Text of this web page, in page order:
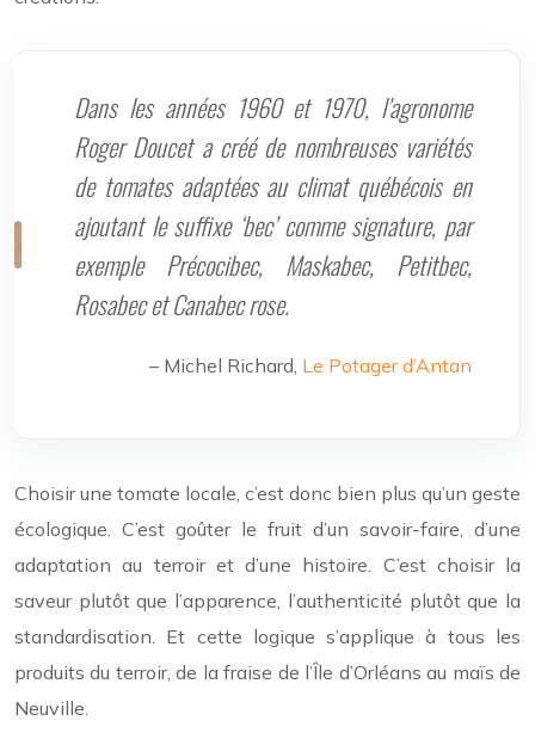
Dans les années 1960 et 1970, l’agronome
Roger Doucet a créé de nombreuses variétés
de tomates adaptées au climat québécois en
ajoutant le suffixe ‘bec’ comme signature, par
exemple Précocibec, Maskabec, Petitbec,
Rosabec et Canabec rose.
– Michel Richard, Le Potager d’Antan
Choisir une tomate locale, c’est donc bien plus qu’un geste
écologique. C’est goûter le fruit d’un savoir-faire, d’une
adaptation au terroir et d’une histoire. C’est choisir la
saveur plutôt que l’apparence, l’authenticité plutôt que la
standardisation. Et cette logique s’applique à tous les
produits du terroir, de la fraise de l’Île d’Orléans au maïs de
Neuville.